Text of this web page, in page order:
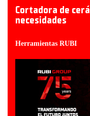
Cortadora de
necesidades
Herramientas RUBI